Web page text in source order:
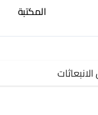
المكتبة